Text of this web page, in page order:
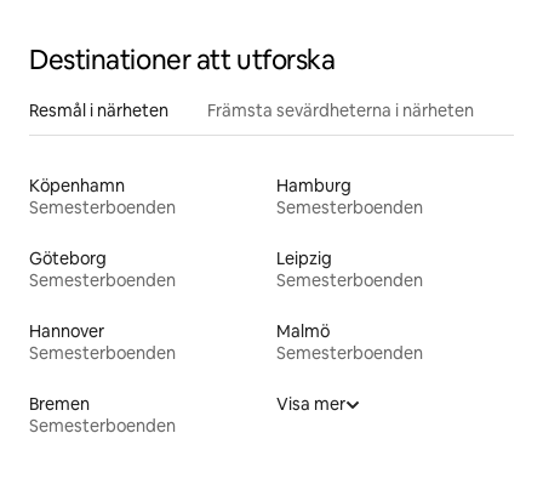
Destinationer att utforska
Resmål i närheten Främsta sevärdheterna i närheten
Köpenhamn
Semesterboenden
Hamburg
Semesterboenden
Göteborg
Semesterboenden
Leipzig
Semesterboenden
Hannover
Semesterboenden
Malmö
Semesterboenden
Bremen
Semesterboenden
Visa mer